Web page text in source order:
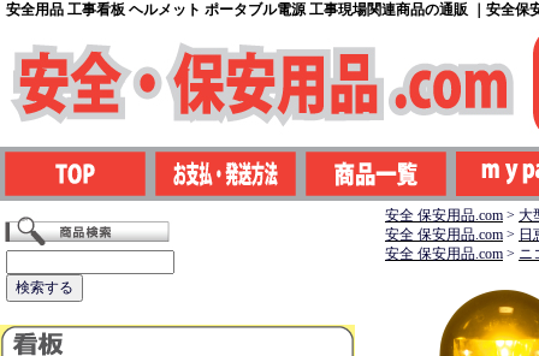
安全用品 工事看板 ヘルメット ポータブル電源 工事現場関連商品の通販 ｜安全保
安全 保安用品.com > 大
安全 保安用品.com > 日
安全 保安用品.com > ニ